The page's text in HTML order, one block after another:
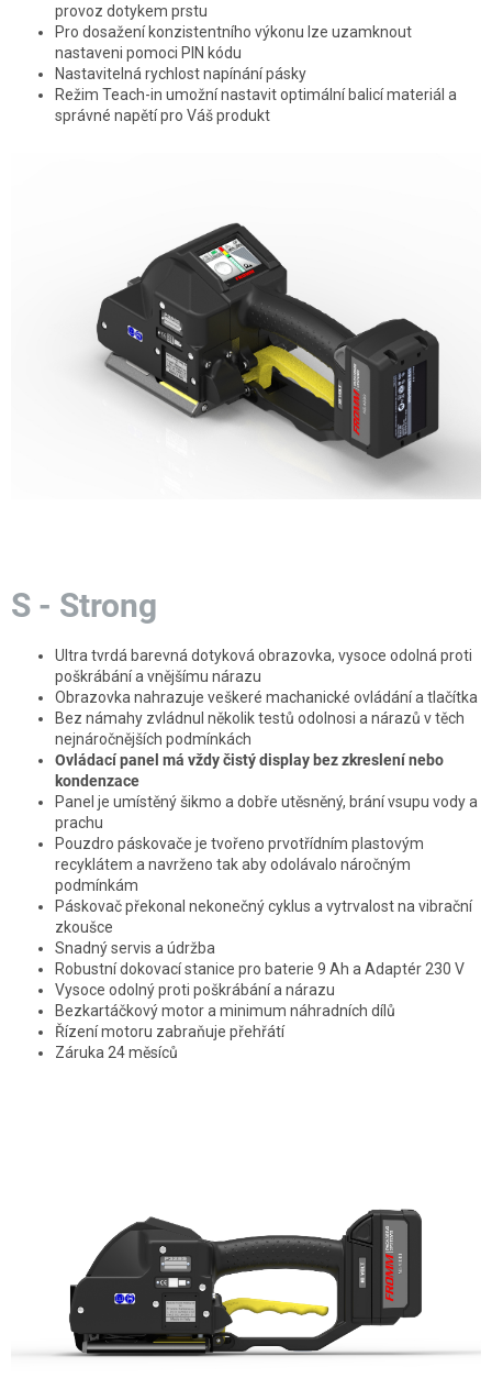
provoz dotykem prstu
Pro dosažení konzistentního výkonu lze uzamknout
nastaveni pomoci PIN kódu
Nastavitelná rychlost napínání pásky
Režim Teach-in umožní nastavit optimální balicí materiál a
správné napětí pro Váš produkt
S - Strong
Ultra tvrdá barevná dotyková obrazovka, vysoce odolná proti
poškrábání a vnějšímu nárazu
Obrazovka nahrazuje veškeré machanické ovládání a tlačítka
Bez námahy zvládnul několik testů odolnosi a nárazů v těch
nejnáročnějších podmínkách
Ovládací panel má vždy čistý display bez zkreslení nebo
kondenzace
Panel je umístěný šikmo a dobře utěsněný, brání vsupu vody a
prachu
Pouzdro páskovače je tvořeno prvotřídním plastovým
recyklátem a navrženo tak aby odolávalo náročným
podmínkám
Páskovač překonal nekonečný cyklus a vytrvalost na vibrační
zkoušce
Snadný servis a údržba
Robustní dokovací stanice pro baterie 9 Ah a Adaptér 230 V
Vysoce odolný proti poškrábání a nárazu
Bezkartáčkový motor a minimum náhradních dílů
Řízení motoru zabraňuje přehřátí
Záruka 24 měsíců